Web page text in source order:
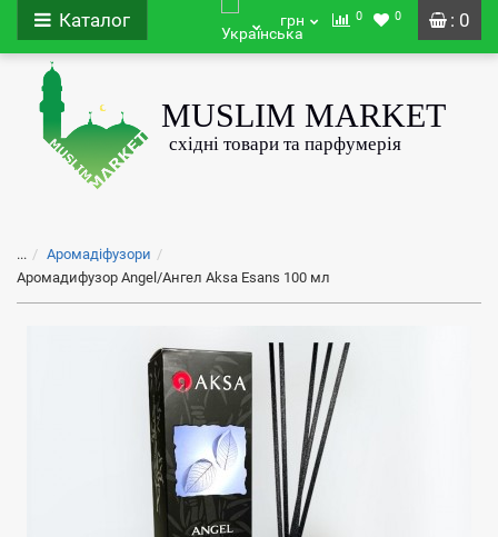
: 0
Каталог грн 0 0
...
Аромадіфузори
Аромадифузор Angel/Ангел Aksa Esans 100 мл